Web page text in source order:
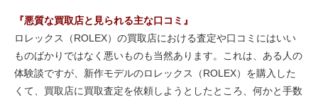
『悪質な買取店と見られる主な口コミ』
ロレックス（ROLEX）の買取店における査定や口コミにはいい
ものばかりではなく悪いものも当然あります。これは、ある人の
体験談ですが、新作モデルのロレックス（ROLEX）を購入した
くて、買取店に買取査定を依頼しようとしたところ、何かと手数